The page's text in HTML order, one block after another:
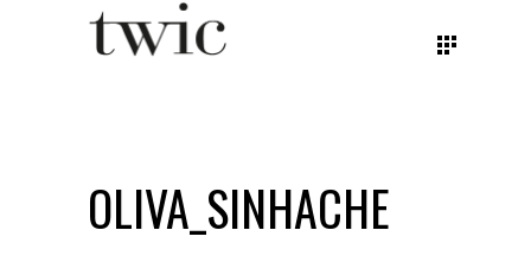
OLIVA_SINHACHE